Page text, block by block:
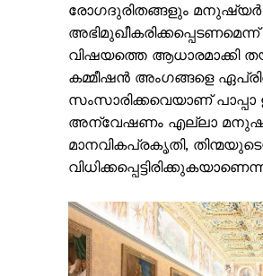
രോഗദുരിതങ്ങളും മനുഷ്യർ
വിഷയത്തെ ആധാരമാക്കി
കമ്മീഷൻ അംഗങ്ങളെ
സംസാരിക്കവെയാണ്
അന്വേഷണം എല്ലാ
മാനവികപ്രകൃതി,